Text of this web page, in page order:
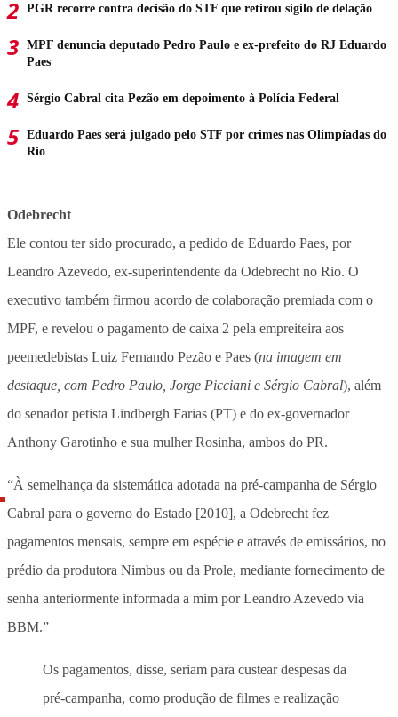
PGR recorre contra decisão do STF que retirou sigilo de delação
MPF denuncia deputado Pedro Paulo e ex-prefeito do RJ Eduardo
Paes
Sérgio Cabral cita Pezão em depoimento à Polícia Federal
Eduardo Paes será julgado pelo STF por crimes nas Olimpíadas do
Rio
Odebrecht
Ele contou ter sido procurado, a pedido de Eduardo Paes, por
Leandro Azevedo, ex-superintendente da Odebrecht no Rio. O
executivo também firmou acordo de colaboração premiada com o
MPF, e revelou o pagamento de caixa 2 pela empreiteira aos
peemedebistas Luiz Fernando Pezão e Paes (na imagem em
destaque, com Pedro Paulo, Jorge Picciani e Sérgio Cabral), além
do senador petista Lindbergh Farias (PT) e do ex-governador
Anthony Garotinho e sua mulher Rosinha, ambos do PR.
“À semelhança da sistemática adotada na pré-campanha de Sérgio
Cabral para o governo do Estado [2010], a Odebrecht fez
pagamentos mensais, sempre em espécie e através de emissários, no
prédio da produtora Nimbus ou da Prole, mediante fornecimento de
senha anteriormente informada a mim por Leandro Azevedo via
BBM.”
Os pagamentos, disse, seriam para custear despesas da
pré-campanha, como produção de filmes e realização